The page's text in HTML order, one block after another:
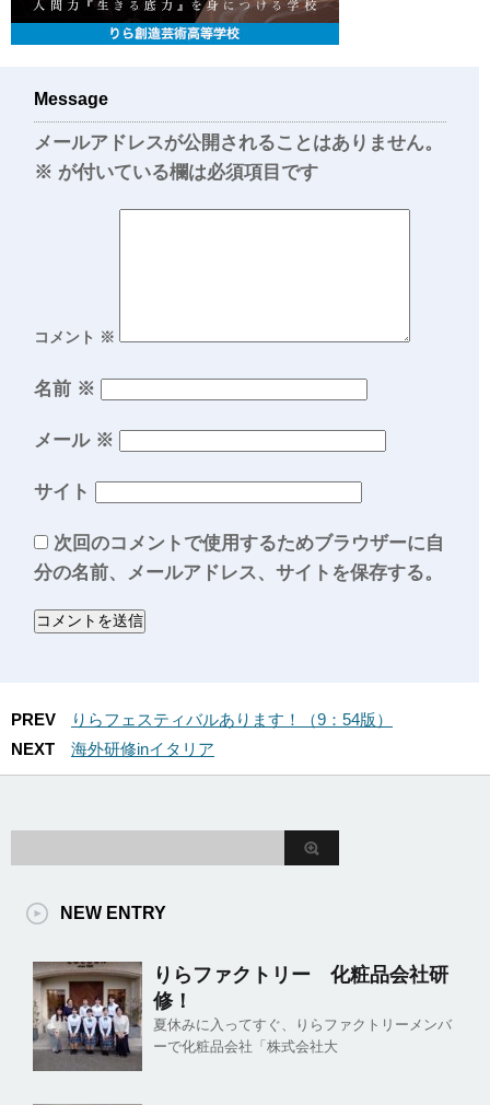
Message
メールアドレスが公開されることはありません。
※ が付いている欄は必須項目です
コメント ※
名前 ※
メール ※
サイト
次回のコメントで使用するためブラウザーに自
分の名前、メールアドレス、サイトを保存する。
PREV
りらフェスティバルあります！（9：54版）
NEXT
海外研修inイタリア
NEW ENTRY
りらファクトリー 化粧品会社研
修！
夏休みに入ってすぐ、りらファクトリーメンバ
ーで化粧品会社「株式会社大